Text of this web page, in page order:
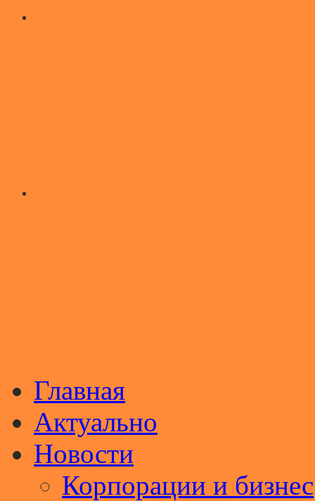
Главная
Актуально
Новости
Корпорации и бизнес